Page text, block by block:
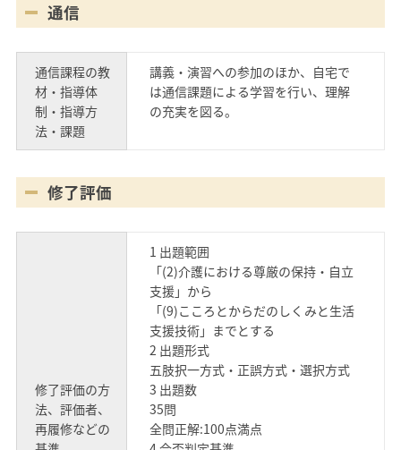
通信
通信課程の教
材・指導体
制・指導方
法・課題
講義・演習への参加のほか、自宅で
は通信課題による学習を行い、理解
の充実を図る。
修了評価
修了評価の方
法、評価者、
再履修などの
1 出題範囲
「(2)介護における尊厳の保持・自立
支援」から
「(9)こころとからだのしくみと生活
支援技術」までとする
2 出題形式
五肢択一方式・正誤方式・選択方式
3 出題数
35問
全問正解:100点満点